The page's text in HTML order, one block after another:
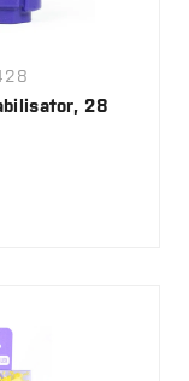
28